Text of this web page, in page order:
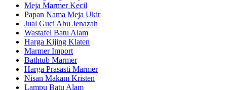
Meja Marmer Kecil
Papan Nama Meja Ukir
Jual Guci Abu Jenazah
Wastafel Batu Alam
Harga Kijing Klaten
Marmer Import
Bathtub Marmer
Harga Prasasti Marmer
Nisan Makam Kristen
Lampu Batu Alam